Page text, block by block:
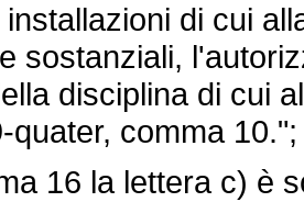
di cui
sostanziali,
disciplina di cui
quater, comma 10.";
16 la lettera c) è